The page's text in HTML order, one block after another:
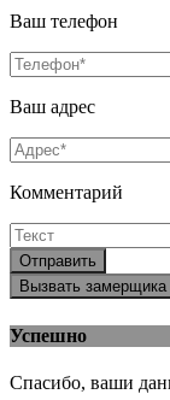
Ваш телефон
Ваш адрес
Комментарий
Отправить
Вызвать замерщика
Успешно
Спасибо, ваши